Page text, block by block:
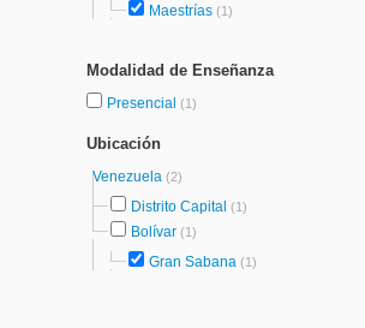
Maestrías (1)
Modalidad de Enseñanza
Presencial (1)
Ubicación
Venezuela (2)
Distrito Capital (1)
Bolívar (1)
Gran Sabana (1)